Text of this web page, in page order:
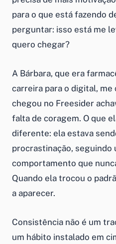
para o que está fazendo
perguntar: isso está me
quero chegar?
A Bárbara, que era
carreira para o digital, me
chegou no Freesider
falta de coragem. O que
diferente: ela estava
procrastinação, seguindo
comportamento que
Quando ela trocou o
a aparecer.
Consistência não é um
um hábito instalado em